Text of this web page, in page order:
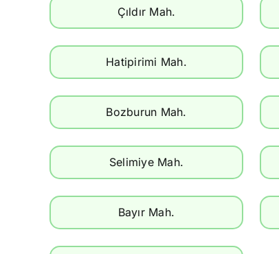
Çıldır Mah.
Hatipirimi Mah.
Bozburun Mah.
Selimiye Mah.
Bayır Mah.